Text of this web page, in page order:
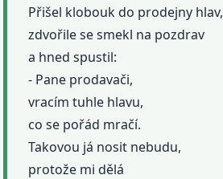
Přišel klobouk do prodejny hlav,
zdvořile se smekl na pozdrav
a hned spustil:
- Pane prodavači,
vracím tuhle hlavu,
co se pořád mračí.
Takovou já nosit nebudu,
protože mi dělá